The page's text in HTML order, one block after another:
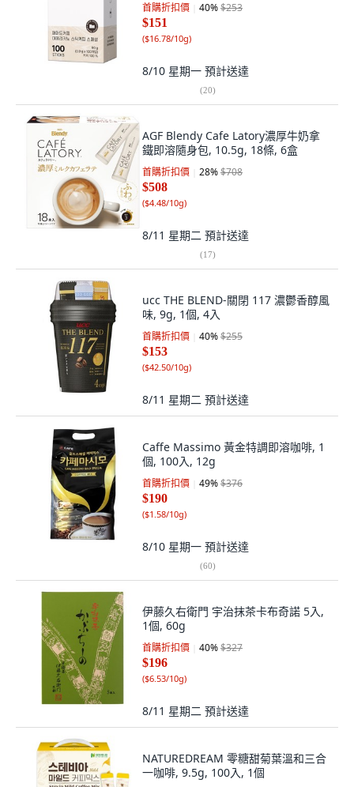
首購折扣價 40%$253
$151
($16.78/10g)
8/10 星期一 預計送達
(20)
AGF Blendy Cafe Latory濃厚牛奶拿
鐵即溶隨身包, 10.5g, 18條, 6盒
首購折扣價 28%$708
$508
($4.48/10g)
8/11 星期二 預計送達
(17)
ucc THE BLEND-關閉 117 濃鬱香醇風
味, 9g, 1個, 4入
首購折扣價 40%$255
$153
($42.50/10g)
8/11 星期二 預計送達
Caffe Massimo 黃金特調即溶咖啡, 1
個, 100入, 12g
首購折扣價 49%$376
$190
($1.58/10g)
8/10 星期一 預計送達
(60)
伊藤久右衛門 宇治抹茶卡布奇諾 5入,
1個, 60g
首購折扣價 40%$327
$196
($6.53/10g)
8/11 星期二 預計送達
NATUREDREAM 零糖甜菊葉溫和三合
一咖啡, 9.5g, 100入, 1個